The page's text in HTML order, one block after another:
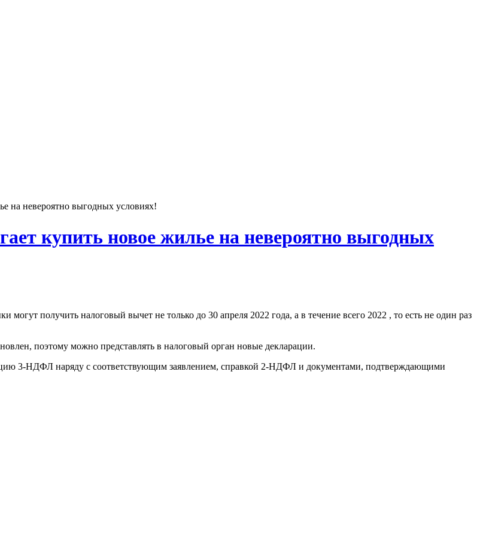
на невероятно выгодных условиях!
купить новое жилье на невероятно выгодных
получить налоговый вычет не только до 30 апреля 2022 года, а в течение всего 2022 , то есть не один раз
поэтому можно представлять в налоговый орган новые декларации.
3-НДФЛ наряду с соответствующим заявлением, справкой 2-НДФЛ и документами, подтверждающими